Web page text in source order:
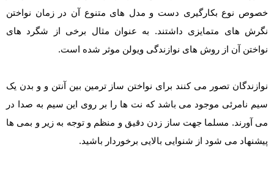
خصوص نوع بکارگیری دست و مدل های متنوع آن در زمان نواختن
نگرش های متمایزی داشتند. به عنوان مثال برخی از شگرد های
نواختن آن از روش های نوازندگی ویولن موثر شده است.
نوازندگان تصور می کنند برای نواختن ساز ترمین بین آنتن و و بدن یک
سیم نامرئی موجود می باشد که نت ها را بر روی این سیم به صدا در
می آورند. مسلما جهت ساز زدن دقیق و منظم و توجه به زیر و بمی ها
پیشنهاد می شود از شنوایی بالایی برخوردار باشید.